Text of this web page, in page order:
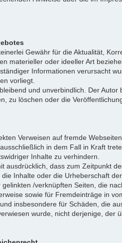
Gewähr für die Aktualität,
materieller oder ideeller Art
Informationen verursacht
vorliegt.
und unverbindlich. Der
zu löschen oder die
Verweisen auf fremde
in dem Fall in Kraft
Inhalte zu verhindern.
ausdrücklich, dass zum Zeitpunkt
Inhalte oder die Urheberschaft
/verknüpften Seiten, die
sowie für Fremdeinträge in
insbesondere für Schäden, die
wurde, nicht derjenige, der